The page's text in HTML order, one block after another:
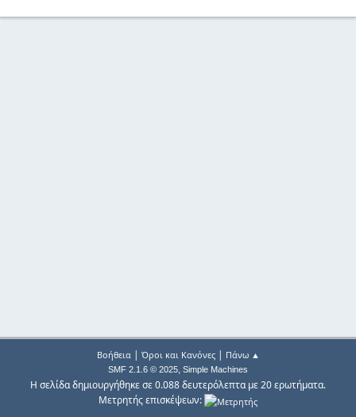
Βοήθεια| Όροι και Κανόνες| Πάνω ▲
SMF 2.1.6 © 2025, Simple Machines
Η σελίδα δημιουργήθηκε σε 0.088 δευτερόλεπτα με 20 ερωτήματα.
Μετρητής επισκέψεων: